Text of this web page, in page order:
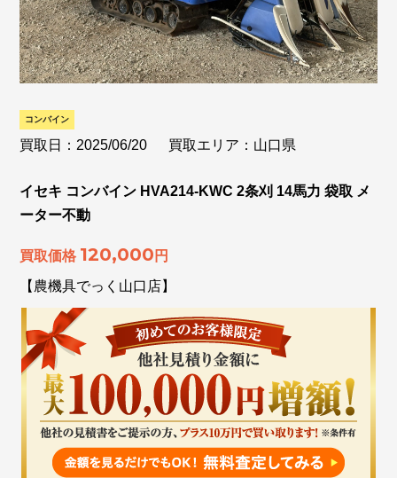
コンバイン
買取日：2025/06/20 買取エリア：山口県
イセキ コンバイン HVA214-KWC 2条刈 14馬力 袋取 メ
ーター不動
買取価格 120,000 円
【農機具でっく山口店】